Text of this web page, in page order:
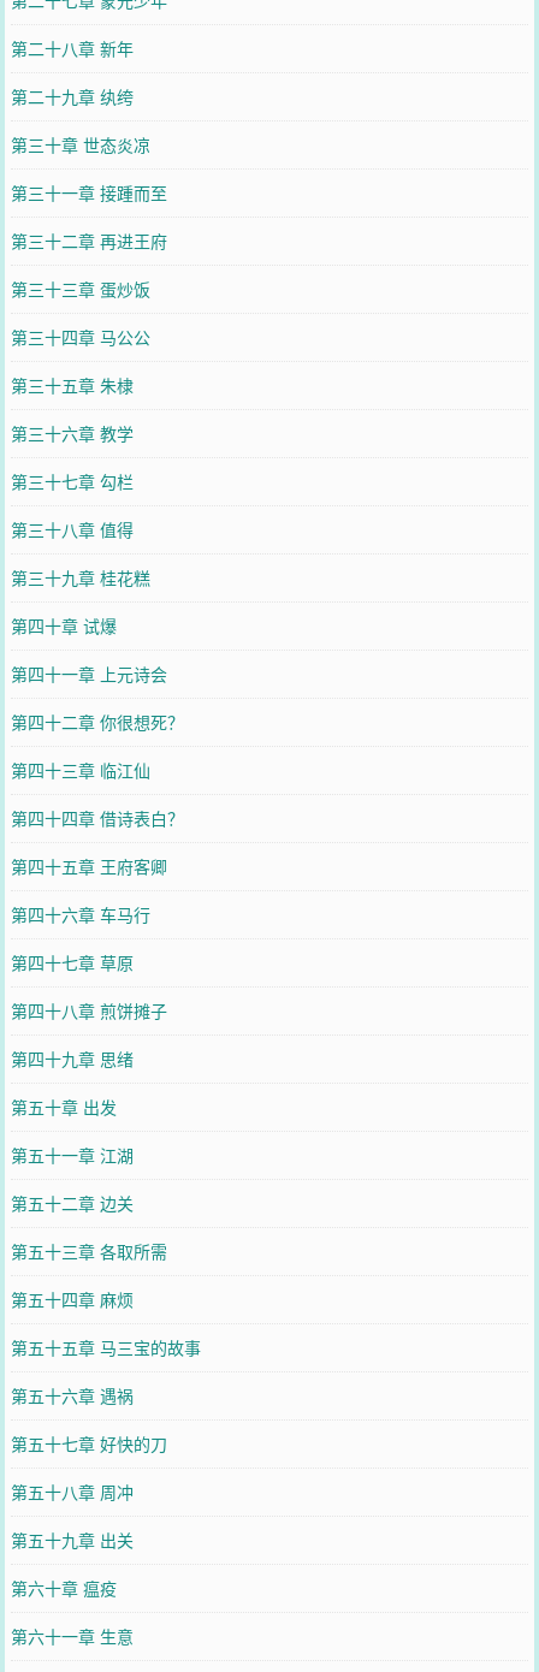
第二十八章 新年
第二十九章 纨绔
第三十章 世态炎凉
第三十一章 接踵而至
第三十二章 再进王府
第三十三章 蛋炒饭
第三十四章 马公公
第三十五章 朱棣
第三十六章 教学
第三十七章 勾栏
第三十八章 值得
第三十九章 桂花糕
第四十章 试爆
第四十一章 上元诗会
第四十二章 你很想死？
第四十三章 临江仙
第四十四章 借诗表白？
第四十五章 王府客卿
第四十六章 车马行
第四十七章 草原
第四十八章 煎饼摊子
第四十九章 思绪
第五十章 出发
第五十一章 江湖
第五十二章 边关
第五十三章 各取所需
第五十四章 麻烦
第五十五章 马三宝的故事
第五十六章 遇祸
第五十七章 好快的刀
第五十八章 周冲
第五十九章 出关
第六十章 瘟疫
第六十一章 生意